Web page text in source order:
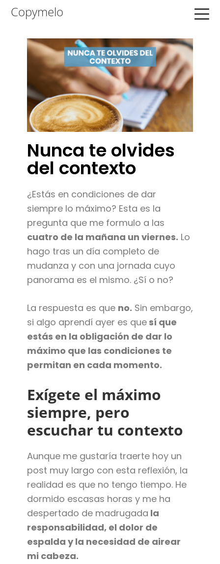
Saltar
navegación
Saltar
contenido
principal
Saltar
Copymelo
Nunca te olvides
del contexto
¿Estás en condiciones de dar
siempre lo máximo? Esta es la
pregunta que me formulo a las
cuatro de la mañana un viernes. Lo
hago tras un día completo de
mudanza y con una jornada cuyo
panorama es el mismo. ¿Sí o no?
La respuesta es que no. Sin embargo,
si algo aprendí ayer es quesí que
estás en la obligación de dar lo
máximo que las condiciones te
permitan en cada momento.
Exígete el máximo
siempre, pero
escuchar tu contexto
Aunque me gustaría traerte hoy un
post muy largo con esta reflexión, la
realidad es que no tengo tiempo. He
dormido escasas horas y me ha
despertado de madrugada la
responsabilidad, el dolor de
espalda y la necesidad de airear
mi cabeza.